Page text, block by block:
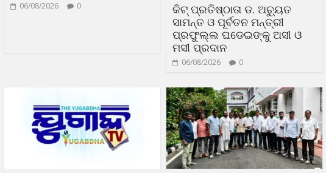
06/08/2026 0
କିଟ୍ ପ୍ରତିଷ୍ଠାତା ଡ. ଅଚ୍ୟୁତ
ସାମନ୍ତ ଓ ପୂର୍ବତନ ମନ୍ତ୍ରୀ
ପ୍ରଫୁଲ୍ଲ ଘଡେଇଙ୍କୁ ଅସୀ ଓ
ମସୀ ପ୍ରଦାନ
06/08/2026 0